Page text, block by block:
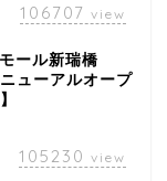
106707 view
ール新瑞橋
ューアルオープ
105230 view